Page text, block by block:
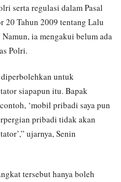
serta regulasi dalam Pasal
20 Tahun 2009 tentang Lalu
ia mengakui belum ada
Polri.
untuk
siapapun itu. Bapak
‘mobil pribadi saya pun
pribadi tidak akan
ujarnya, Senin
tersebut hanya boleh